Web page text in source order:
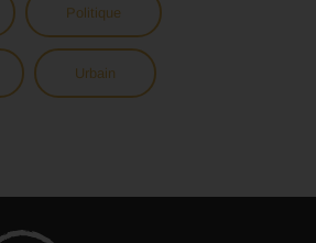
Politique
Urbain